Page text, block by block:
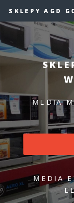
SKLEPY AGD
MEDIA
MEDIA